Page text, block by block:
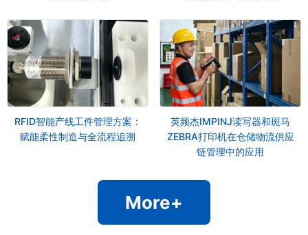
RFID智能产线工件管理方案：
赋能柔性制造与全流程追溯
英频杰IMPINJ读写器和斑马
ZEBRA打印机在仓储物流供应
链管理中的应用
More+